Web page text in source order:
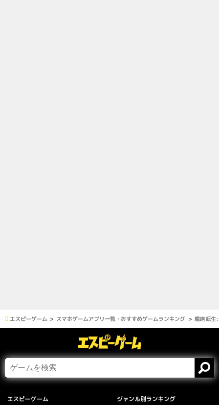
エスピーゲーム スマホゲームアプリ一覧・おすすめゲームランキング 魔塔転生
エスピーゲーム ジャンル別ランキング